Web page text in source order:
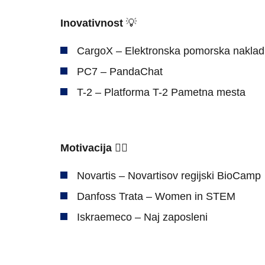
Iskalni niz
Inovativnost 💡
CargoX – Elektronska pomorska
PC7 – PandaChat
T-2 – Platforma T-2 Pametna mesta
Motivacija ❤️‍🔥
Novartis – Novartisov regijski BioCamp
Danfoss Trata – Women in STEM
Iskraemeco – Naj zaposleni